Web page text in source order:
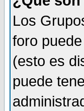
Los
foro
(esto es
puede